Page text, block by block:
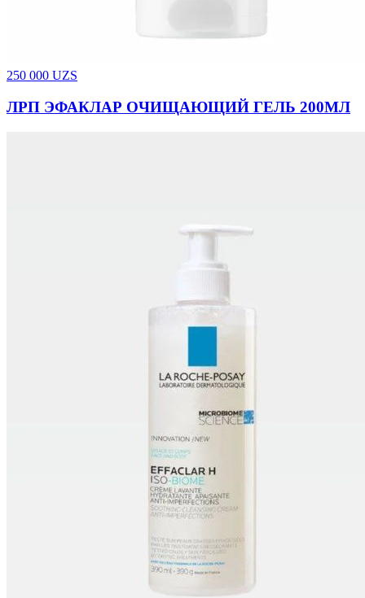
250 000 UZS
ЛРП ЭФАКЛАР ОЧИЩАЮЩИЙ ГЕЛЬ 200МЛ